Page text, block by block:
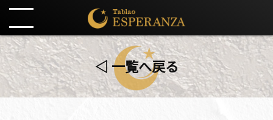
◁ 一覧へ戻る